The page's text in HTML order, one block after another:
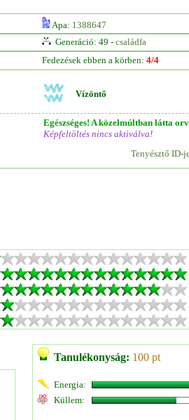
Apa: 1388647
Generáció: 49 - családfa
Fedezések ebben a körben: 4/4
Vízöntő
Egészséges! A közelmúltban látta
Képfeltöltés nincs aktiválva!
Tenyésztő ID-
Tanulékonyság: 100 pt
Energia:
Küllem: